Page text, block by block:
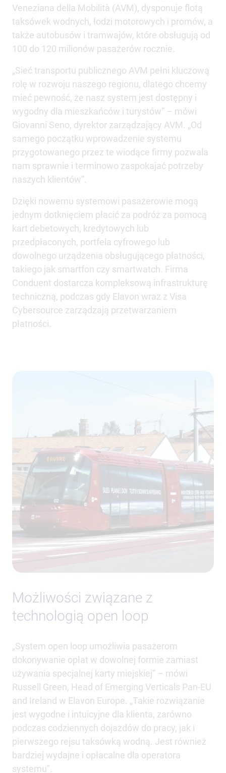
Veneziana della Mobilità (AVM), dysponuje flotą
taksówek wodnych, łodzi motorowych i promów, a
także autobusów i tramwajów, które obsługują od
100 do 120 milionów pasażerów rocznie.
„Sieć transportu publicznego AVM pełni kluczową
rolę w rozwoju naszego regionu, dlatego chcemy
mieć pewność, że nasz system jest dostępny i
wygodny dla mieszkańców i turystów” – mówi
Giovanni Seno, dyrektor zarządzający AVM. „Od
samego początku wprowadzenie systemu
przygotowanego przez te wiodące firmy pozwala
nam sprawnie i terminowo zaspokajać potrzeby
naszych klientów”.
Dzięki nowemu systemowi pasażerowie mogą
jednym dotknięciem płacić za podróż za pomocą
kart debetowych, kredytowych lub
przedpłaconych, portfela cyfrowego lub
dowolnego urządzenia obsługującego płatności,
takiego jak smartfon czy smartwatch. Firma
Conduent dostarcza kompleksową infrastrukturę
techniczną, podczas gdy Elavon wraz z Visa
Cybersource zarządzają przetwarzaniem
płatności.
Możliwości związane z
technologią open loop
„System open loop umożliwia pasażerom
dokonywanie opłat w dowolnej formie zamiast
używania specjalnej karty miejskiej” – mówi
Russell Green, Head of Emerging Verticals Pan-EU
and Ireland w Elavon Europe. „Takie rozwiązanie
jest wygodne i intuicyjne dla klienta, zarówno
podczas codziennych dojazdów do pracy, jak i
pierwszego rejsu taksówką wodną. Jest również
bardziej wydajne i opłacalne dla operatora
systemu".